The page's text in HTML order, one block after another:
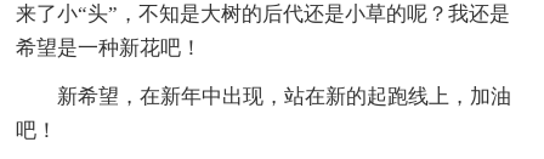
来了小“头”，不知是大树的后代还是小草的呢？我还是
希望是一种新花吧！
新希望，在新年中出现，站在新的起跑线上，加油
吧！